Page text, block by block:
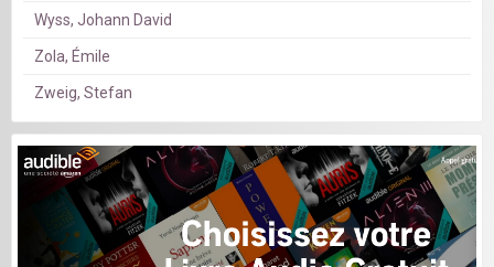
Wyss, Johann David
Zola, Émile
Zweig, Stefan